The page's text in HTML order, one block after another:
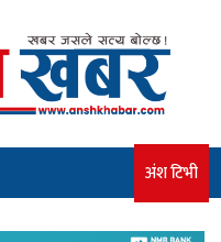
अंश टिभी